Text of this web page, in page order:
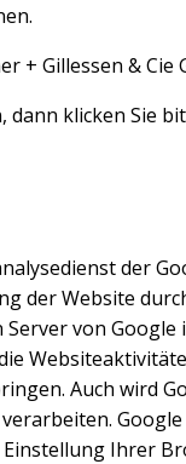
+ Gillessen &
klicken Sie
der
der Website
von
Auch wird
Ihrer